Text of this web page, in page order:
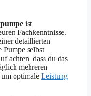
ist
Fachkenntnisse.
detaillierten
Pumpe selbst
achten, dass du das
mehreren
um optimale Leistung